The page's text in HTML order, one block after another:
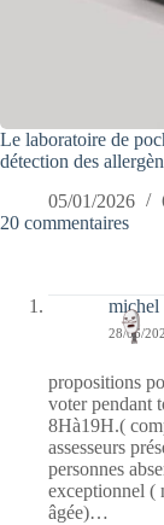
Le laboratoire de
détection des
05/01/2026
20 commentaires
michel
28/06/
propositions
voter pendant
8Hà19H.(
assesseurs
personnes
exceptionnel (
âgée)…